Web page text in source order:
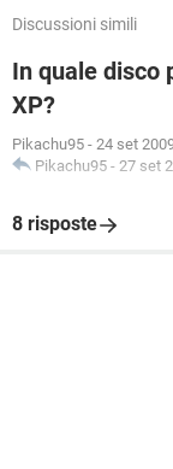
Discussioni simili
In quale disco
XP?
Pikachu95 - 24 set
Pikachu95 - 27 set
8 risposte